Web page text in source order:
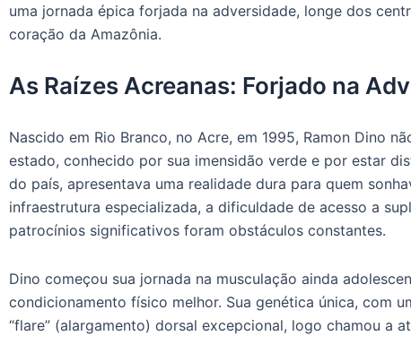
uma jornada épica forjada na adversidade, longe dos
coração da Amazônia.
As Raízes Acreanas: Forjado na
Nascido em Rio Branco, no Acre, em 1995, Ramon Dino
estado, conhecido por sua imensidão verde e por estar
do país, apresentava uma realidade dura para quem
infraestrutura especializada, a dificuldade de acesso a
patrocínios significativos foram obstáculos constantes.
Dino começou sua jornada na musculação ainda
condicionamento físico melhor. Sua genética única, com
“flare” (alargamento) dorsal excepcional, logo chamou a